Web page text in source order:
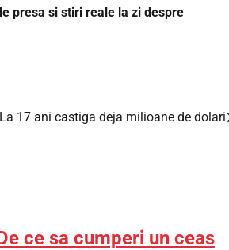
presa si stiri reale la zi despre
La 17 ani castiga deja milioane de dolari
ce sa cumperi un ceas